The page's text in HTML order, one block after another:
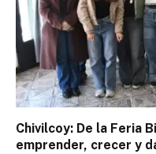
Chivilcoy: De la Feria
emprender, crecer y